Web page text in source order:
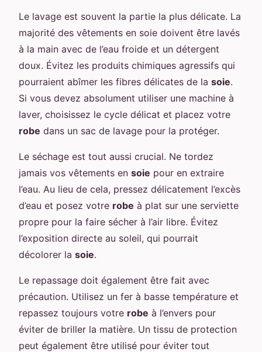
Le lavage est souvent la partie la plus délicate. La
majorité des vêtements en soie doivent être lavés
à la main avec de l’eau froide et un détergent
doux. Évitez les produits chimiques agressifs qui
pourraient abîmer les fibres délicates de la soie.
Si vous devez absolument utiliser une machine à
laver, choisissez le cycle délicat et placez votre
robe dans un sac de lavage pour la protéger.
Le séchage est tout aussi crucial. Ne tordez
jamais vos vêtements en soie pour en extraire
l’eau. Au lieu de cela, pressez délicatement l’excès
d’eau et posez votre robe à plat sur une serviette
propre pour la faire sécher à l’air libre. Évitez
l’exposition directe au soleil, qui pourrait
décolorer la soie.
Le repassage doit également être fait avec
précaution. Utilisez un fer à basse température et
repassez toujours votre robe à l’envers pour
éviter de briller la matière. Un tissu de protection
peut également être utilisé pour éviter tout